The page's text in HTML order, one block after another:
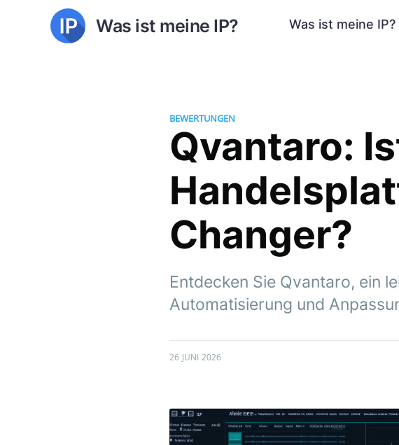
Was ist meine IP? Was ist meine IP?
BEWERTUNGEN
Qvantaro:
Changer?
Entdecken Sie Qvantaro, ein
Automatisierung und
26 JUNI 2026